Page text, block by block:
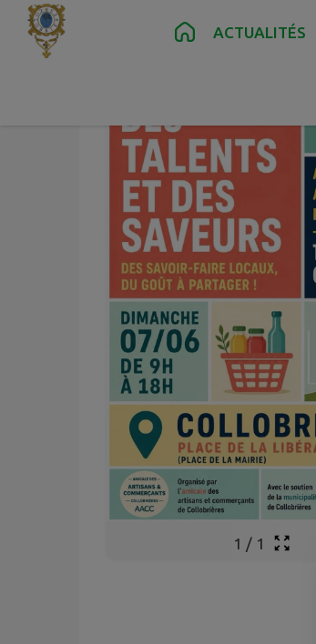
Contenu Recherche Pied
ACTUALITÉS
1 / 1